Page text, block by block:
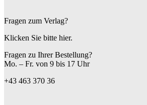
Fragen zum Verlag?
Klicken Sie bitte hier.
Fragen zu Ihrer Bestellung?
Mo. – Fr. von 9 bis 17 Uhr
+43 463 370 36